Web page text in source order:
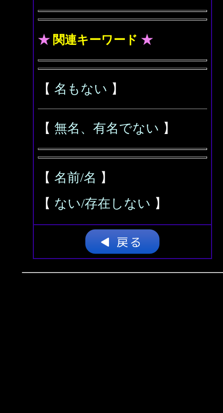
★ 関連キーワード ★
【 名もない 】
【 無名、有名でない 】
【 名前/名 】
【 ない/存在しない 】